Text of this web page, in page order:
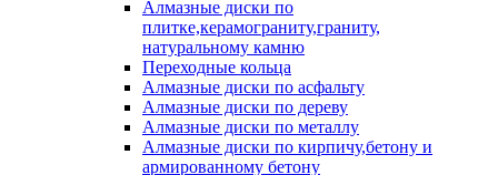
Алмазные диски по
плитке,керамограниту,граниту,
натуральному камню
Переходные кольца
Алмазные диски по асфальту
Алмазные диски по дереву
Алмазные диски по металлу
Алмазные диски по кирпичу,бетону и
армированному бетону